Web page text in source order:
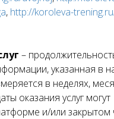
, http://koroleva-
–
указанная в
в неделях,
оказания услуг могут
и/или закрытом